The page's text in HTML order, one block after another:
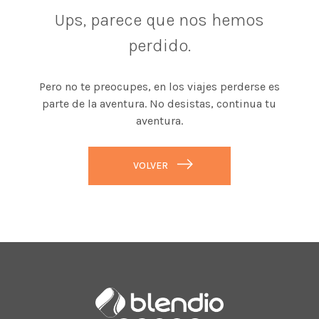
Ups, parece que nos hemos
perdido.
Pero no te preocupes, en los viajes perderse es
parte de la aventura. No desistas, continua tu
aventura.
VOLVER